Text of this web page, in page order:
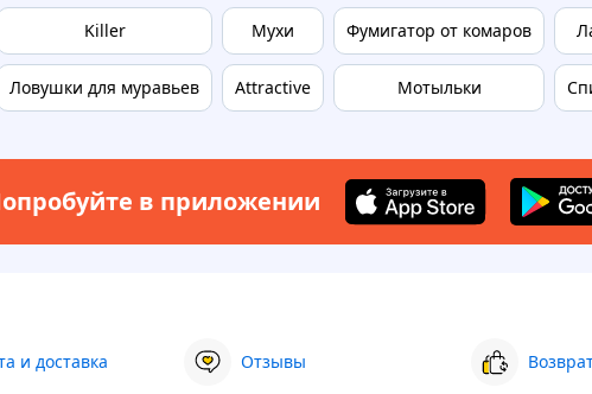
Killer
Ловушки для муравьев
Мухи
Attractive
Фумигатор от комаров
Мотыльки
в приложении
и доставка Отзывы